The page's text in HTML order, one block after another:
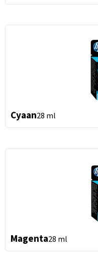
Cyaan28 ml
Magenta28 ml